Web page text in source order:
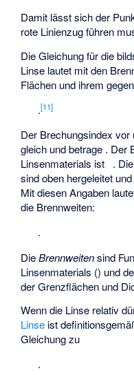
Damit lässt sich der
rote Linienzug führen
Die Gleichung für die
Linse lautet mit den
Flächen und ihrem
.[11]
Der Brechungsindex
gleich und betrage . Der
Linsenmaterials ist
.
sind oben hergeleitet
Mit diesen Angaben
die Brennweiten:
.
DieBrennweitensind
Linsenmaterials () und
der Grenzflächen und
Wenn die Linse relativ
Linse ist
Gleichung zu
.